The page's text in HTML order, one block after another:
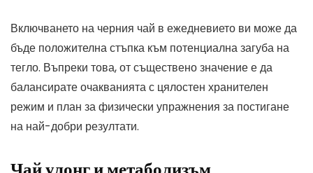
Включването на черния чай в ежедневието ви може да
бъде положителна стъпка към потенциална загуба на
тегло. Въпреки това, от съществено значение е да
балансирате очакванията с цялостен хранителен
режим и план за физически упражнения за постигане
на най-добри резултати.